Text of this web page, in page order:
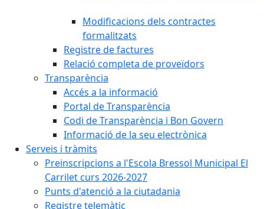
Modificacions dels contractes
formalitzats
Registre de factures
Relació completa de proveïdors
Transparència
Accés a la informació
Portal de Transparència
Codi de Transparència i Bon Govern
Informació de la seu electrònica
Serveis i tràmits
Preinscripcions a l'Escola Bressol Municipal El
Carrilet curs 2026-2027
Punts d'atenció a la ciutadania
Registre telemàtic